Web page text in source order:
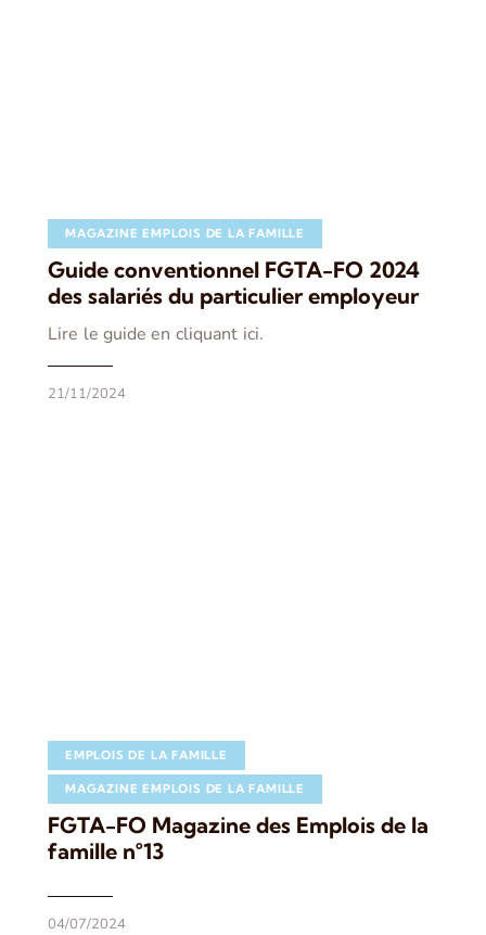
MAGAZINE EMPLOIS DE LA FAMILLE
Guide conventionnel FGTA-FO 2024
des salariés du particulier employeur
Lire le guide en cliquant ici.
21/11/2024
EMPLOIS DE LA FAMILLE
MAGAZINE EMPLOIS DE LA FAMILLE
FGTA-FO Magazine des Emplois de la
famille n°13
04/07/2024